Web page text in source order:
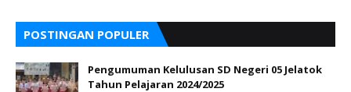
POSTINGAN POPULER
Pengumuman Kelulusan SD Negeri 05 Jelatok
Tahun Pelajaran 2024/2025